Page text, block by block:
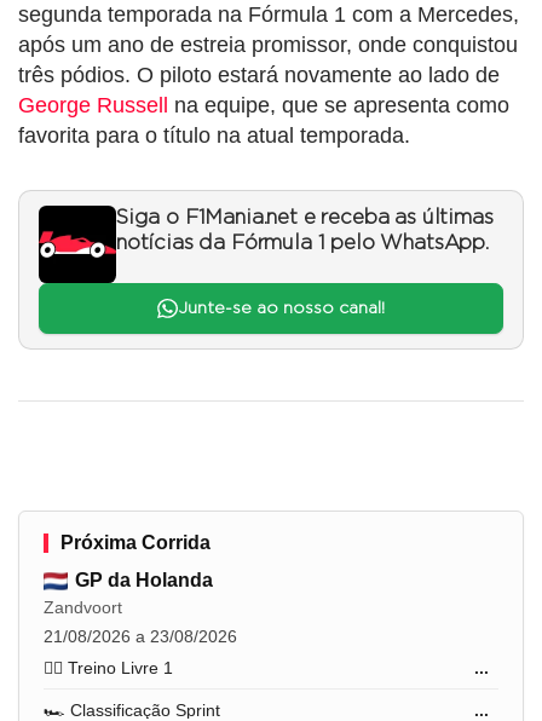
segunda temporada na Fórmula 1 com a Mercedes,
após um ano de estreia promissor, onde conquistou
três pódios. O piloto estará novamente ao lado de
George Russell na equipe, que se apresenta como
favorita para o título na atual temporada.
Siga o F1Mania.net e receba as últimas
notícias da Fórmula 1 pelo WhatsApp.
Junte-se ao nosso canal!
Próxima Corrida
GP da Holanda
Zandvoort
21/08/2026 a 23/08/2026
🏋️‍♂️ Treino Livre 1
...
🏎️ Classificação Sprint ...